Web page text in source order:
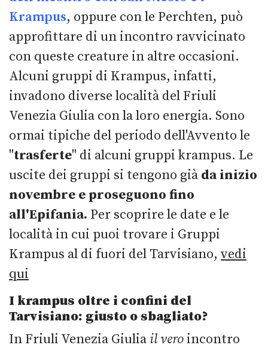
Krampus, oppure con le Perchten, può
approfittare di un incontro ravvicinato
con queste creature in altre occasioni.
Alcuni gruppi di Krampus, infatti,
invadono diverse località del Friuli
Venezia Giulia con la loro energia. Sono
ormai tipiche del periodo dell'Avvento le
"trasferte" di alcuni gruppi krampus. Le
uscite dei gruppi si tengono già da inizio
novembre e proseguono fino
all'Epifania. Per scoprire le date e le
località in cui puoi trovare i Gruppi
Krampus al di fuori del Tarvisiano, vedi
qui
I krampus oltre i confini del
Tarvisiano: giusto o sbagliato?
In Friuli Venezia Giulia il vero incontro